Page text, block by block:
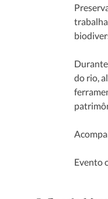
do rio,
Evento